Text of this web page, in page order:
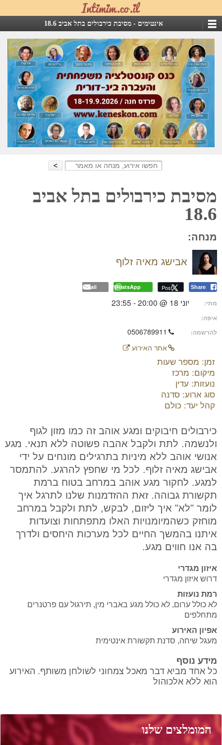
אינטימים - מסיבת כירבולים בתל אביב 18.6
Search
מסיבת כירבולים בתל אביב
18.6
מנחה:
אבישג מאיה זלוף
Share
Post
WhatsApp
Email
מתי: יוני 18 @ 20:00 - 23:55
איפה:
להרשמה:
0506789911
אתר האירוע
זמן: מספר שעות
מיקום: מרכז
נועזות: עדין
סוג ארוע: סדנה
קהל יעד: כולם
כירבולים חיבוקים ומגע אוהב זה כמו מזון לגוף
ולנשמה. לתת ולקבל אהבה פשוטה ללא תנאי. מגע
אנושי אוהב ללא מיניות בתרגילים מונחים על ידי
אבישג מאיה זלוף. לכל מי שחפץ להרגע. להתמסר
למגע. לחקור מגע אוהב במרחב בטוח ברמת
תקשורת גבוהה. זאת ההזדמנות שלנו לתרגל איך
לומר "לא" איך ליזום, לבקש, לתת ולקבל במרחב
מוחזק כשהמיומנויות האלו מתפתחות וצועדות
איתנו בהמשך החיים לכל מערכות היחסים ולדרך
בה אנו חווים מגע.
איזון מגדרי
דרוש איזון מגדרי
רמת נועזות
לא כולל ערום, לא כולל מגע באברי מין, תירגול עם פרטנרים
מתחלפים
אפיון האירוע
מעגל שיחה, סדנת תקשורת אינטימית
מידע נוסף
כל אחד מביא דבר מאכל צמחוני לשולחן משותף. האירוע
הוא ללא אלכוהול
המומלצים שלנו